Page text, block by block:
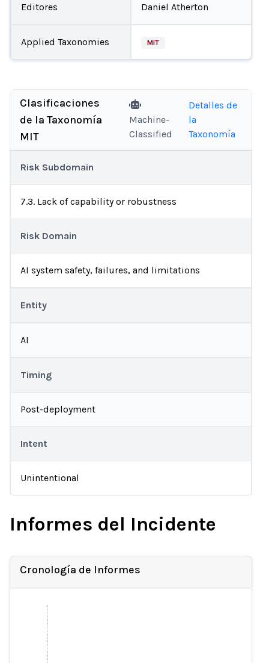
Editores Daniel Atherton
Applied Taxonomies MIT
Clasificaciones
de la Taxonomía
MIT
Machine-
Classified
Detalles de
la
Taxonomía
Risk Subdomain
7.3. Lack of capability or robustness
Risk Domain
AI system safety, failures, and limitations
Entity
AI
Timing
Post-deployment
Intent
Unintentional
Informes del Incidente
Cronología de Informes